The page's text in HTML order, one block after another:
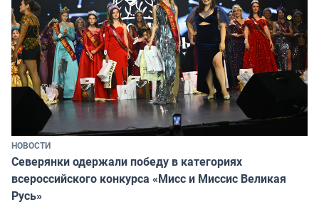
НОВОСТИ
Северянки одержали победу в категориях
всероссийского конкурса «Мисс и Миссис Великая
Русь»